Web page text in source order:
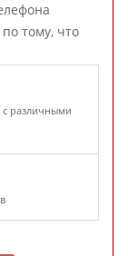
тому, что
с различными